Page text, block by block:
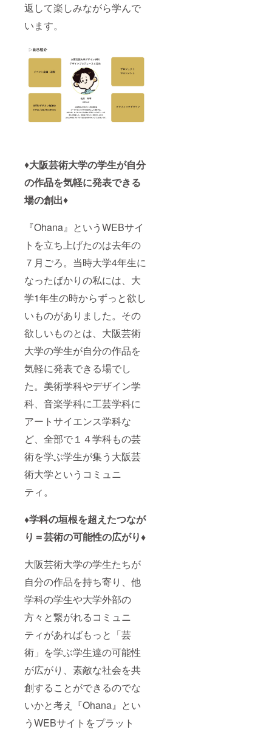
返して楽しみながら学んで
います。
♦︎大阪芸術大学の学生が自分
の作品を気軽に発表できる
場の創出♦︎
『Ohana』というWEBサイ
トを立ち上げたのは去年の
７月ごろ。当時大学4年生に
なったばかりの私には、大
学1年生の時からずっと欲し
いものがありました。その
欲しいものとは、大阪芸術
大学の学生が自分の作品を
気軽に発表できる場でし
た。美術学科やデザイン学
科、音楽学科に工芸学科に
アートサイエンス学科な
ど、全部で１４学科もの芸
術を学ぶ学生が集う大阪芸
術大学というコミュニ
ティ。
♦︎学科の垣根を超えたつなが
り＝芸術の可能性の広がり♦︎
大阪芸術大学の学生たちが
自分の作品を持ち寄り、他
学科の学生や大学外部の
方々と繋がれるコミュニ
ティがあればもっと「芸
術」を学ぶ学生達の可能性
が広がり、素敵な社会を共
創することができるのでな
いかと考え『Ohana』とい
うWEBサイトをプラット